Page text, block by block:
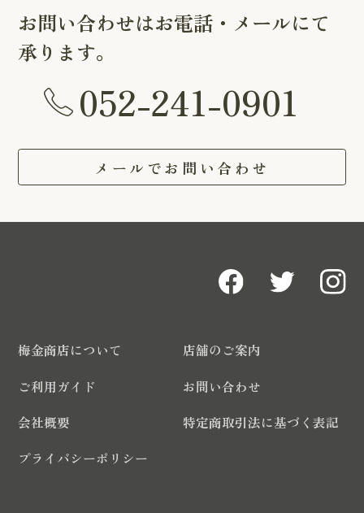
お問い合わせはお電話・メールにて
承ります。
052-241-0901
メールでお問い合わせ
梅金商店について
店舗のご案内
ご利用ガイド
お問い合わせ
会社概要
特定商取引法に基づく表記
プライバシーポリシー